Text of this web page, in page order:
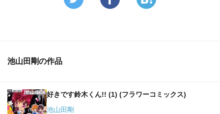
池山田剛の作品
好きです鈴木くん!! (1) (フラワーコミックス)
池山田剛